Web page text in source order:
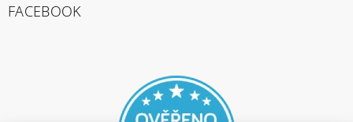
FACEBOOK